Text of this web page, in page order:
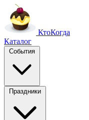
КтоКогда
Каталог
События
Праздники